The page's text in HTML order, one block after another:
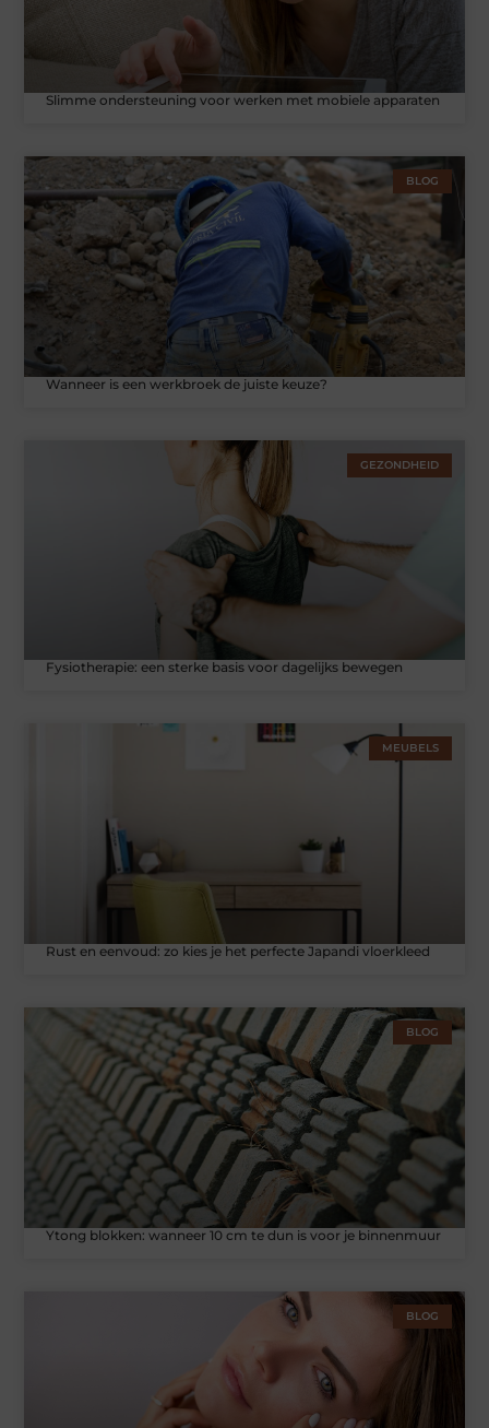
Slimme ondersteuning voor werken met mobiele apparaten
BLOG
Wanneer is een werkbroek de juiste keuze?
GEZONDHEID
Fysiotherapie: een sterke basis voor dagelijks bewegen
MEUBELS
Rust en eenvoud: zo kies je het perfecte Japandi vloerkleed
BLOG
Ytong blokken: wanneer 10 cm te dun is voor je binnenmuur
BLOG